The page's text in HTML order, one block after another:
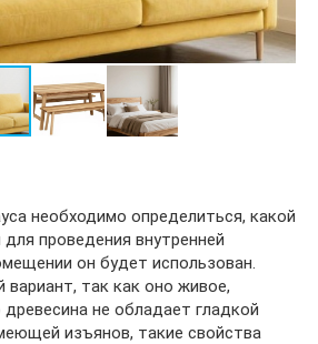
необходимо определиться, какой
проведения внутренней
он будет использован.
так как оно живое,
не обладает гладкой
изъянов, такие свойства